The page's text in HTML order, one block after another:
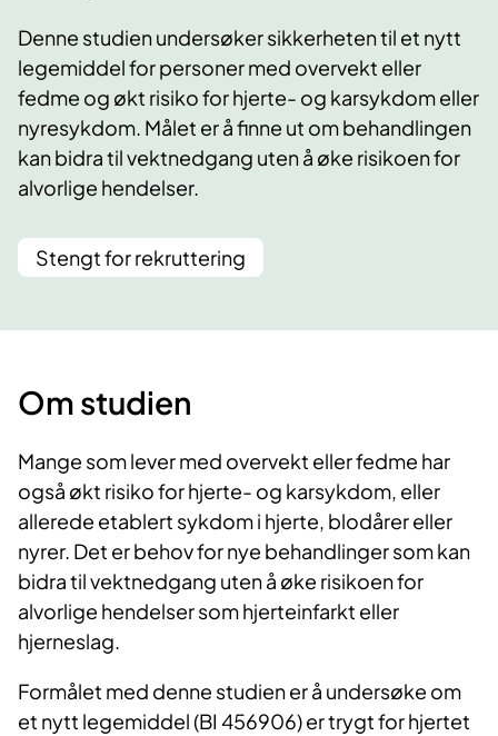
Denne studien undersøker sikkerheten til et nytt
legemiddel for personer med overvekt eller
fedme og økt risiko for hjerte- og karsykdom eller
nyresykdom. Målet er å finne ut om behandlingen
kan bidra til vektnedgang uten å øke risikoen for
alvorlige hendelser.
Stengt for rekruttering
Om studien
Mange som lever med overvekt eller fedme har
også økt risiko for hjerte- og karsykdom, eller
allerede etablert sykdom i hjerte, blodårer eller
nyrer. Det er behov for nye behandlinger som kan
bidra til vektnedgang uten å øke risikoen for
alvorlige hendelser som hjerteinfarkt eller
hjerneslag.
Formålet med denne studien er å undersøke om
et nytt legemiddel (BI 456906) er trygt for hjertet